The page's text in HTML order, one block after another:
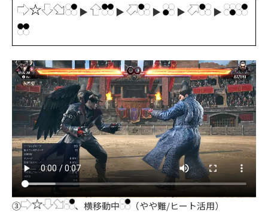
▶ ▶ ▶ ▶ ▶
③ 、横移動中 （やや難/ヒート活用）